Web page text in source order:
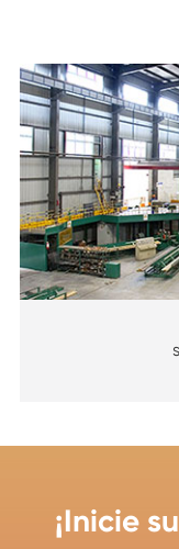
¡Inicie